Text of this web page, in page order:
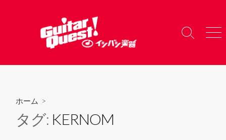
へ
検
り
メ
ー
ホーム >
タグ: KERNOM